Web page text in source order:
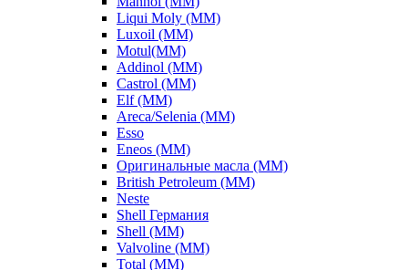
Liqui Moly (ММ)
Luxoil (ММ)
Motul(ММ)
Addinol (ММ)
Castrol (ММ)
Elf (ММ)
Areca/Selenia (ММ)
Esso
Eneos (ММ)
Оригинальные масла (ММ)
British Petroleum (ММ)
Neste
Shell Германия
Shell (ММ)
Valvoline (ММ)
Total (ММ)